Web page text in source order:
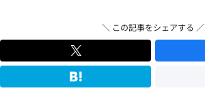
＼ この記事をシェアする ／